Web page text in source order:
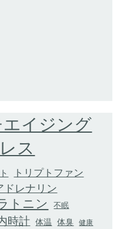
エイジング
ス
トリプトファン
ドレナリン
トニン 不眠
時計 体温 体臭 健康